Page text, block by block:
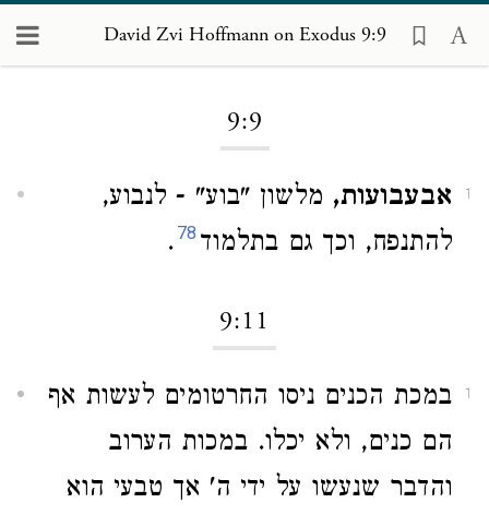
David Zvi Hoffmann on Exodus 9:9
9:9
1 אבעבועות, מלשון "בוע" - לנבוע,
להתנפח, וכך גם בתלמוד 78
.
9:11
1
במכת הכנים ניסו החרטומים לעשות אף
הם כנים, ולא יכלו. במכות הערוב
והדבר שנעשו על ידי ה' אך טבעי הוא